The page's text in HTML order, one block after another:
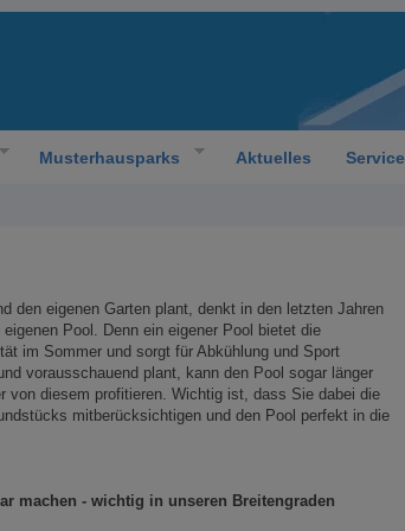
Musterhausparks Aktuelles Service
den eigenen Garten plant, denkt in den letzten Jahren
Pool. Denn ein eigener Pool bietet die
im Sommer und sorgt für Abkühlung und Sport
vorausschauend plant, kann den Pool sogar länger
von diesem profitieren. Wichtig ist, dass Sie dabei die
mitberücksichtigen und den Pool perfekt in die
machen - wichtig in unseren Breitengraden